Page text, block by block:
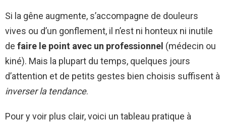
Si la gêne augmente, s’accompagne de douleurs
vives ou d’un gonflement, il n’est ni honteux ni inutile
de faire le point avec un professionnel (médecin ou
kiné). Mais la plupart du temps, quelques jours
d’attention et de petits gestes bien choisis suffisent à
inverser la tendance.
Pour y voir plus clair, voici un tableau pratique à